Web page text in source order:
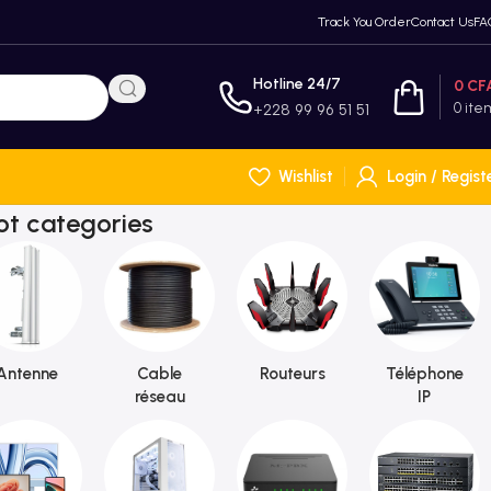
Track You OrderContact Us
Hotline 24/7
+228 99 96 51 51 0
0
Wishlist Login /
categories
Cable
réseau
Routeurs
Téléphone
IP